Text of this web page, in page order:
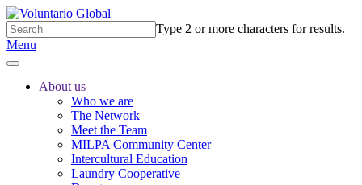
Type 2 or more characters for results.
Menu
About us
Who we are
The Network
Meet the Team
MILPA Community Center
Intercultural Education
Laundry Cooperative